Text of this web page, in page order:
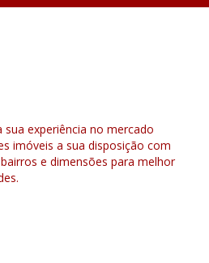
experiência no mercado
imóveis a sua disposição com
e dimensões para melhor